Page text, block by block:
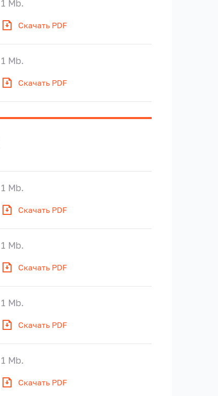
Скачать PDF
1 Mb.
Скачать PDF
1 Mb.
Скачать PDF
1 Mb.
Скачать PDF
1 Mb.
Скачать PDF
1 Mb.
Скачать PDF
1 Mb.